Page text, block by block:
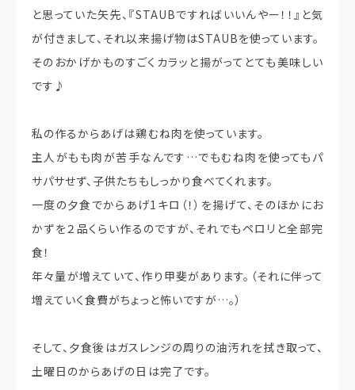
と思っていた矢先、『STAUBですればいいんやー！！』と気
が付きまして、それ以来揚げ物はSTAUBを使っています。
そのおかげかものすごくカラッと揚がってとても美味しい
です♪
私の作るからあげは鶏むね肉を使っています。
主人がもも肉が苦手なんです…でもむね肉を使ってもパ
サパサせず、子供たちもしっかり食べてくれます。
一度の夕食でからあげ1キロ（！）を揚げて、そのほかにお
かずを２品くらい作るのですが、それでもペロリと全部完
食！
年々量が増えていて、作り甲斐があります。（それに伴って
増えていく食費がちょっと怖いですが…。）
そして、夕食後はガスレンジの周りの油汚れを拭き取って、
土曜日のからあげの日は完了です。